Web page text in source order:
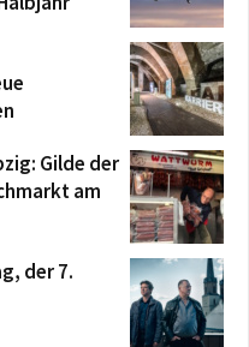
Gilde der
am
der 7.